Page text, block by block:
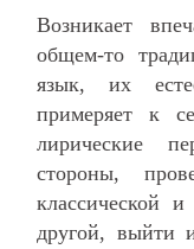
Возникает
общем-то
язык, их
примеряет к
лирические
стороны,
классической
другой, выйти